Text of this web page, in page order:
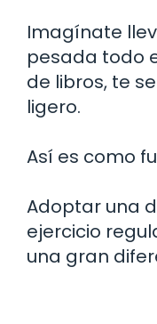
Imagínate
pesada todo
de libros, te
ligero.
Así es como
Adoptar una
ejercicio
una gran